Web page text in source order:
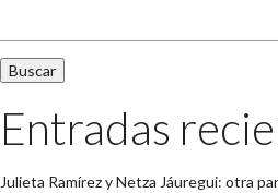
Entradas
Julieta Ramírez y Netza Jáuregui: otra